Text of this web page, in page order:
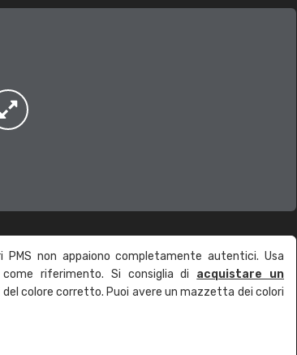
non appaiono completamente autentici. Usa
riferimento. Si consiglia di acquistare un
del colore corretto. Puoi avere un mazzetta dei colori